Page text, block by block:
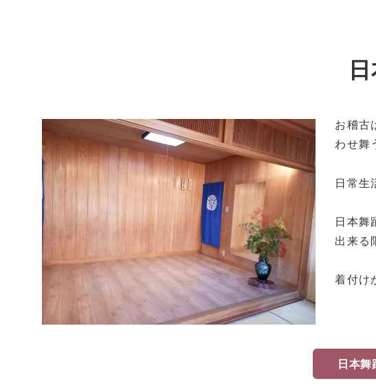
お稽古
わせ舞
日常生
日本舞
出来る
着付け
日本舞